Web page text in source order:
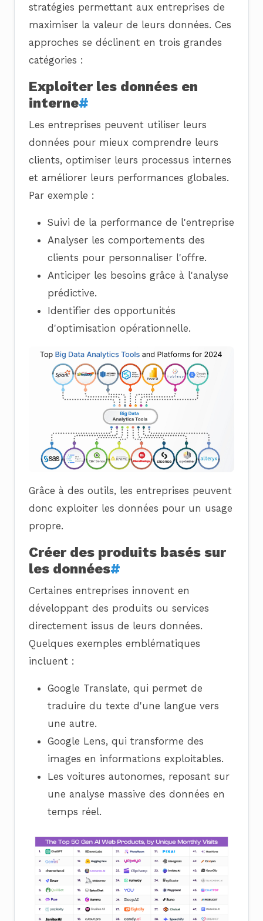
stratégies permettant aux entreprises de
maximiser la valeur de leurs données. Ces
approches se déclinent en trois grandes
catégories :
Exploiter les données en
interne#
Les entreprises peuvent utiliser leurs
données pour mieux comprendre leurs
clients, optimiser leurs processus internes
et améliorer leurs performances globales.
Par exemple :
Suivi de la performance de l'entreprise
Analyser les comportements des
clients pour personnaliser l'offre.
Anticiper les besoins grâce à l'analyse
prédictive.
Identifier des opportunités
d'optimisation opérationnelle.
Grâce à des outils, les entreprises peuvent
donc exploiter les données pour un usage
propre.
Créer des produits basés sur
les données#
Certaines entreprises innovent en
développant des produits ou services
directement issus de leurs données.
Quelques exemples emblématiques
incluent :
Google Translate, qui permet de
traduire du texte d'une langue vers
une autre.
Google Lens, qui transforme des
images en informations exploitables.
Les voitures autonomes, reposant sur
une analyse massive des données en
temps réel.